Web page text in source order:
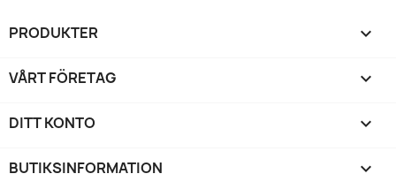
PRODUKTER 
VÅRT FÖRETAG 
DITT KONTO 
BUTIKSINFORMATION keyboard_arrow_down